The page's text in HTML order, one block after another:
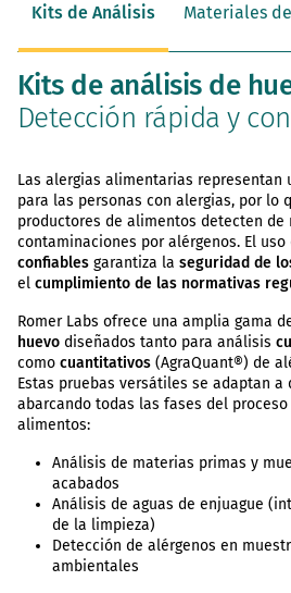
Kits de Análisis Materiales
Kits de análisis de
Detección rápida y
Las alergias alimentarias representan
para las personas con alergias, por lo
productores de alimentos detecten de
contaminaciones por alérgenos. El uso
confiables garantiza la seguridad de
el cumplimiento de las normativas
Romer Labs ofrece una amplia gama
huevo diseñados tanto para análisis
como cuantitativos (AgraQuant®) de
Estas pruebas versátiles se adaptan a
abarcando todas las fases del
alimentos:
Análisis de materias primas y
acabados
Análisis de aguas de enjuague
de la limpieza)
Detección de alérgenos en
ambientales